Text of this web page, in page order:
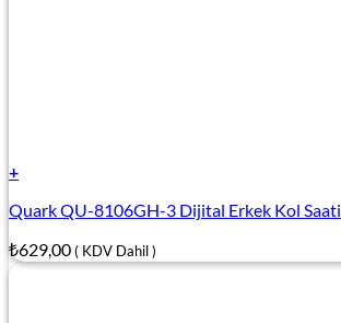
+
Quark QU-8106GH-3 Dijital Erkek Kol Saati
₺629,00( KDV Dahil )